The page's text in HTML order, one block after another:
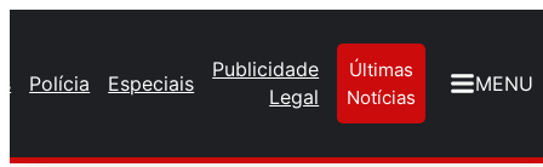
Polícia Especiais
Publicidade
Legal
Últimas
Notícias
MENU